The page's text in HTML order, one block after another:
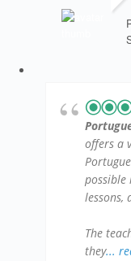
offers a
possible
lessons,
The
they...